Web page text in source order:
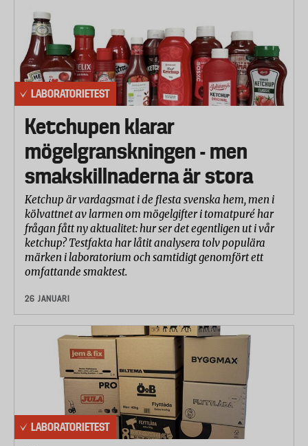
LABORATORIETEST
Ketchupen klarar
mögelgranskningen - men
smakskillnaderna är stora
Ketchup är vardagsmat i de flesta svenska hem, men i
kölvattnet av larmen om mögelgifter i tomatpuré har
frågan fått ny aktualitet: hur ser det egentligen ut i vår
ketchup? Testfakta har låtit analysera tolv populära
märken i laboratorium och samtidigt genomfört ett
omfattande smaktest.
26 JANUARI
LABORATORIETEST